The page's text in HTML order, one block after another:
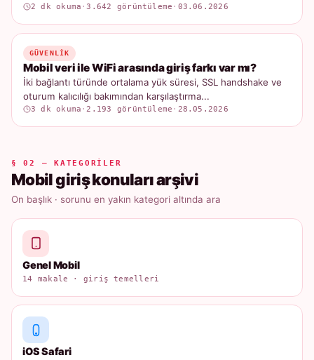
2 dk okuma ·3.642 görüntüleme · 03.06.2026
GÜVENLIK
Mobil veri ile WiFi arasında giriş farkı var mı?
İki bağlantı türünde ortalama yük süresi, SSL handshake ve
oturum kalıcılığı bakımından karşılaştırma...
3 dk okuma ·2.193 görüntüleme · 28.05.2026
§ 02 — KATEGORILER
Mobil giriş konuları arşivi
On başlık · sorunu en yakın kategori altında ara
Genel Mobil
14 makale · giriş temelleri
iOS Safari